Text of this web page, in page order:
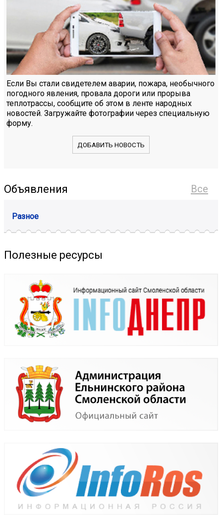
Если Вы стали свидетелем аварии, пожара, необычного
погодного явления, провала дороги или прорыва
теплотрассы, сообщите об этом в ленте народных
новостей. Загружайте фотографии через специальную
форму.
ДОБАВИТЬ НОВОСТЬ
Все
Объявления
Разное
Полезные ресурсы